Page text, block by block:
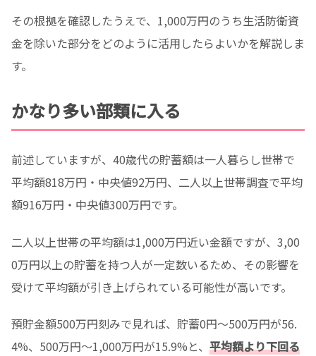
その根拠を確認したうえで、1,000万円のうち生活防衛資
金を除いた部分をどのように活用したらよいかを解説しま
す。
かなり多い部類に入る
前述していますが、40歳代の貯蓄額は一人暮らし世帯で
平均額818万円・中央値92万円、二人以上世帯調査で平均
額916万円・中央値300万円です。
二人以上世帯の平均額は1,000万円近い金額ですが、3,00
0万円以上の貯蓄を持つ人が一定数いるため、その影響を
受けて平均額が引き上げられている可能性が高いです。
預貯金額500万円刻みで見れば、貯蓄0円～500万円が56.
4%、500万円～1,000万円が15.9%と、 平均額より下回る